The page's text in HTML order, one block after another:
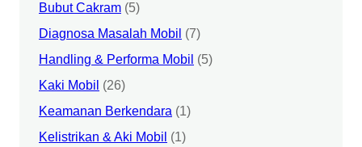
Bubut Cakram (5)
Diagnosa Masalah Mobil (7)
Handling & Performa Mobil (5)
Kaki Mobil (26)
Keamanan Berkendara (1)
Kelistrikan & Aki Mobil (1)